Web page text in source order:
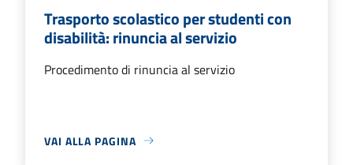
Trasporto scolastico per studenti con
disabilità: rinuncia al servizio
Procedimento di rinuncia al servizio
VAI ALLA PAGINA